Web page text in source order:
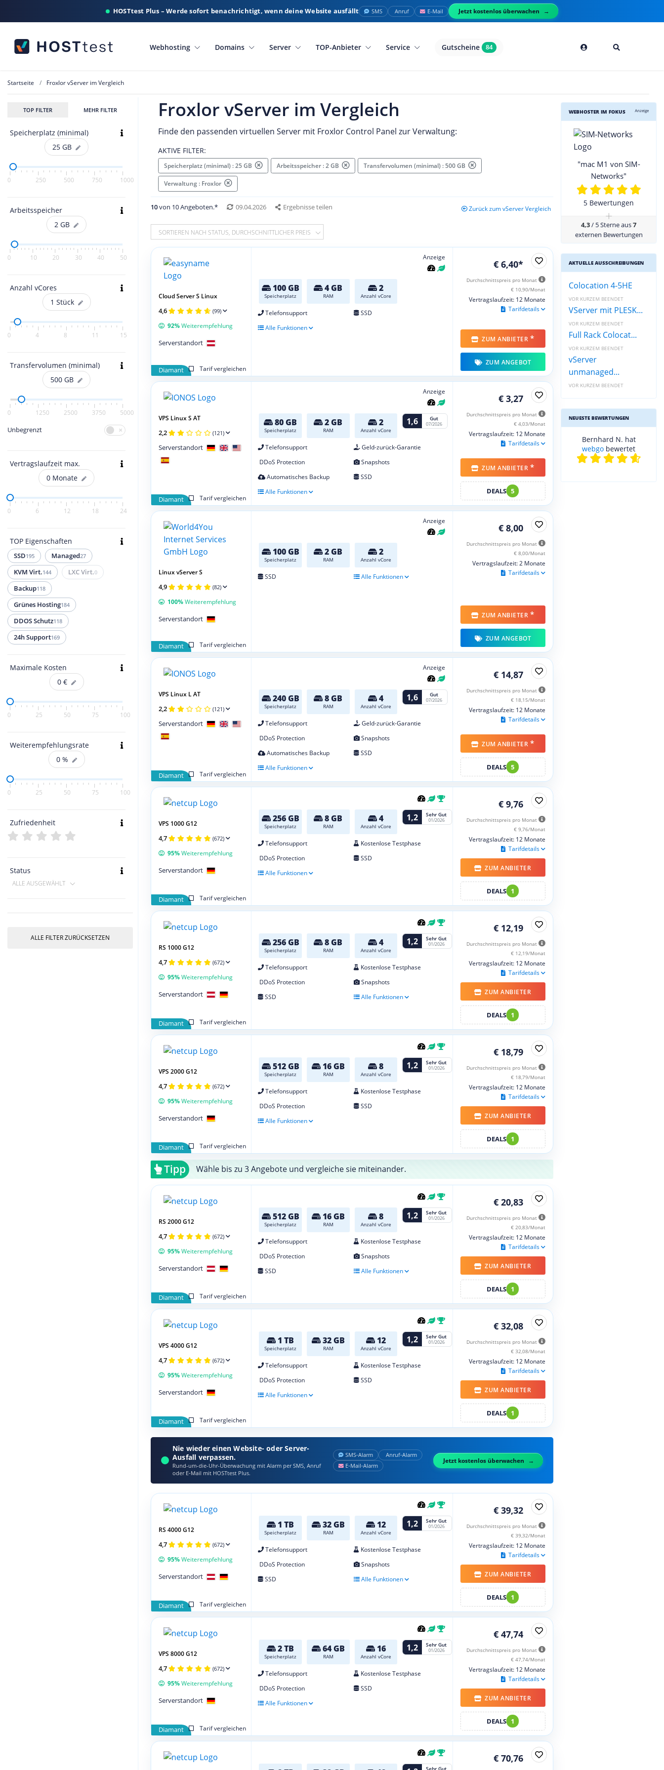
HOSTtest Plus – Werde sofort benachrichtigt, wenn deine Website ausfällt SMS Anruf E-Mail Jetzt kostenlos überwachen
Webhosting Domains Server TOP-Anbieter Service Gutscheine 84
Startseite Froxlor vServer im Vergleich
TOP FILTER MEHR FILTER
Speicherplatz (minimal)
25 GB
0 250 500 750 1000
Arbeitsspeicher
2 GB
0 10 20 30 40 50
Anzahl vCores
1 Stück
0 4 8 11 15
Transfervolumen (minimal)
500 GB
0 1250 2500 3750 5000
Unbegrenzt
Vertragslaufzeit max.
0 Monate
0 6 12 18 24
TOP Eigenschaften
SSD195 Managed27
KVM Virt.144 LXC Virt.0
Backup118
Grünes Hosting184
DDOS Schutz118
24h Support169
Maximale Kosten
0 €
0 25 50 75 100
Weiterempfehlungsrate
0 %
0 25 50 75 100
Zufriedenheit
Status
ALLE AUSGEWÄHLT
ALLE FILTER ZURÜCKSETZEN
Froxlor vServer im Vergleich
Finde den passenden virtuellen Server mit Froxlor Control Panel zur Verwaltung:
AKTIVE FILTER:
Speicherplatz (minimal) : 25 GB Arbeitsspeicher : 2 GB Transfervolumen (minimal) : 500 GB
Verwaltung : Froxlor
10von 10 Angeboten.* 09.04.2026 Ergebnisse teilen Zurück zum vServer Vergleich
SORTIEREN NACH STATUS, DURCHSCHNITTLICHER PREIS
Anzeige
100 GB
Speicherplatz
4 GB
RAM
2
Anzahl vCore
Telefonsupport
SSD
Alle Funktionen
Diamant Tarif vergleichen
Cloud Server S Linux
4,6 (99)
92%Weiterempfehlung
Serverstandort
€ 6,40*
Durchschnittspreis pro Monat
€ 10,90/Monat
Vertragslaufzeit: 12 Monate
Tarifdetails
ZUM ANBIETER *
ZUM ANGEBOT
Anzeige
80 GB
Speicherplatz
2 GB
RAM
2
Anzahl vCore
1,6 Gut
07/2026
Telefonsupport
Geld-zurück-Garantie
DDoS Protection
Snapshots
Automatisches Backup
SSD
Alle Funktionen
Diamant
Tarif vergleichen
VPS Linux S AT
2,2 (121)
Serverstandort
€ 3,27
Durchschnittspreis pro Monat
€ 4,03/Monat
Vertragslaufzeit: 12 Monate
Tarifdetails
ZUM ANBIETER *
DEALS 5
Anzeige
100 GB
Speicherplatz
2 GB
RAM
2
Anzahl vCore
SSD Alle Funktionen
Diamant Tarif vergleichen
Linux vServer S
4,9 (82)
100%Weiterempfehlung
Serverstandort
€ 8,00
Durchschnittspreis pro Monat
€ 8,00/Monat
Vertragslaufzeit: 2 Monate
Tarifdetails
ZUM ANBIETER *
ZUM ANGEBOT
Anzeige
240 GB
Speicherplatz
8 GB
RAM
4
Anzahl vCore
1,6 Gut
07/2026
Telefonsupport
Geld-zurück-Garantie
DDoS Protection
Snapshots
Automatisches Backup
SSD
Alle Funktionen
Diamant
Tarif vergleichen
VPS Linux L AT
2,2 (121)
Serverstandort
€ 14,87
Durchschnittspreis pro Monat
€ 18,15/Monat
Vertragslaufzeit: 12 Monate
Tarifdetails
ZUM ANBIETER *
DEALS 5
256 GB
Speicherplatz
8 GB
RAM
4
Anzahl vCore
1,2 Sehr Gut
01/2026
Telefonsupport
Kostenlose Testphase
DDoS Protection
SSD
Alle Funktionen
Diamant Tarif vergleichen
VPS 1000 G12
4,7 (672)
95%Weiterempfehlung
Serverstandort
€ 9,76
Durchschnittspreis pro Monat
€ 9,76/Monat
Vertragslaufzeit: 12 Monate
Tarifdetails
ZUM ANBIETER
DEALS 1
256 GB
Speicherplatz
8 GB
RAM
4
Anzahl vCore
1,2 Sehr Gut
01/2026
Telefonsupport
Kostenlose Testphase
DDoS Protection
Snapshots
SSD
Alle Funktionen
Diamant Tarif vergleichen
RS 1000 G12
4,7 (672)
95%Weiterempfehlung
Serverstandort
€ 12,19
Durchschnittspreis pro Monat
€ 12,19/Monat
Vertragslaufzeit: 12 Monate
Tarifdetails
ZUM ANBIETER
DEALS 1
512 GB
Speicherplatz
16 GB
RAM
8
Anzahl vCore
1,2 Sehr Gut
01/2026
Telefonsupport
Kostenlose Testphase
DDoS Protection
SSD
Alle Funktionen
Diamant Tarif vergleichen
VPS 2000 G12
4,7 (672)
95%Weiterempfehlung
Serverstandort
€ 18,79
Durchschnittspreis pro Monat
€ 18,79/Monat
Vertragslaufzeit: 12 Monate
Tarifdetails
ZUM ANBIETER
DEALS 1
Tipp Wähle bis zu 3 Angebote und vergleiche sie miteinander.
512 GB
Speicherplatz
16 GB
RAM
8
Anzahl vCore
1,2 Sehr Gut
01/2026
Telefonsupport
Kostenlose Testphase
DDoS Protection
Snapshots
SSD
Alle Funktionen
Diamant Tarif vergleichen
RS 2000 G12
4,7 (672)
95%Weiterempfehlung
Serverstandort
€ 20,83
Durchschnittspreis pro Monat
€ 20,83/Monat
Vertragslaufzeit: 12 Monate
Tarifdetails
ZUM ANBIETER
DEALS 1
1 TB
Speicherplatz
32 GB
RAM
12
Anzahl vCore
1,2 Sehr Gut
01/2026
Telefonsupport
Kostenlose Testphase
DDoS Protection
SSD
Alle Funktionen
Diamant Tarif vergleichen
VPS 4000 G12
4,7 (672)
95%Weiterempfehlung
Serverstandort
€ 32,08
Durchschnittspreis pro Monat
€ 32,08/Monat
Vertragslaufzeit: 12 Monate
Tarifdetails
ZUM ANBIETER
DEALS 1
Nie wieder einen Website- oder Server-
Ausfall verpassen.
Rund-um-die-Uhr-Überwachung mit Alarm per SMS, Anruf
oder E‑Mail mit HOSTtest Plus.
SMS‑Alarm
Anruf‑Alarm
E‑Mail‑Alarm
Jetzt kostenlos überwachen
1 TB
Speicherplatz
32 GB
RAM
12
Anzahl vCore
1,2 Sehr Gut
01/2026
Telefonsupport
Kostenlose Testphase
DDoS Protection
Snapshots
SSD
Alle Funktionen
Diamant Tarif vergleichen
RS 4000 G12
4,7 (672)
95%Weiterempfehlung
Serverstandort
€ 39,32
Durchschnittspreis pro Monat
€ 39,32/Monat
Vertragslaufzeit: 12 Monate
Tarifdetails
ZUM ANBIETER
DEALS 1
2 TB
Speicherplatz
64 GB
RAM
16
Anzahl vCore
1,2 Sehr Gut
01/2026
Telefonsupport
Kostenlose Testphase
DDoS Protection
SSD
Alle Funktionen
Diamant Tarif vergleichen
VPS 8000 G12
4,7 (672)
95%Weiterempfehlung
Serverstandort
€ 47,74
Durchschnittspreis pro Monat
€ 47,74/Monat
Vertragslaufzeit: 12 Monate
Tarifdetails
ZUM ANBIETER
DEALS 1
€ 70,76
WEBHOSTER IM FOKUS Anzeige
"mac M1 von SIM-
Networks"
5 Bewertungen
+
4,3/ 5 Sterne aus7
externen Bewertungen
AKTUELLE AUSSCHREIBUNGEN
Colocation 4-5HE
VOR KURZEM BEENDET
VServer mit PLESK...
VOR KURZEM BEENDET
Full Rack Colocat...
VOR KURZEM BEENDET
vServer
unmanaged...
VOR KURZEM BEENDET
NEUESTE BEWERTUNGEN
Bernhard N. hat
webgo bewertet